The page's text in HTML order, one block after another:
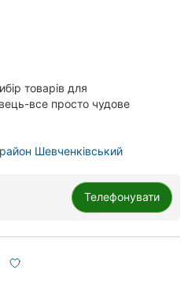
товарів для
все просто чудове
Шевченківський
Телефонувати